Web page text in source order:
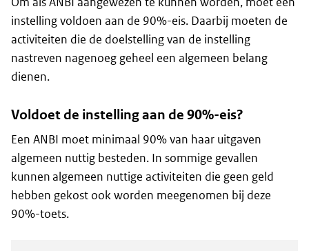
instelling voldoen aan de 90%-eis. Daarbij moeten de
activiteiten die de doelstelling van de instelling
nastreven nagenoeg geheel een algemeen belang
dienen.
Voldoet de instelling aan de 90%-eis?
Een ANBI moet minimaal 90% van haar uitgaven
algemeen nuttig besteden. In sommige gevallen
kunnen algemeen nuttige activiteiten die geen geld
hebben gekost ook worden meegenomen bij deze
90%-toets.